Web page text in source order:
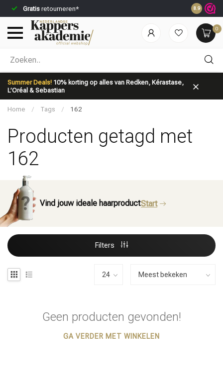
Gratis retourneren* Voor
8.9
0
Summer Deals! 10% korting op alles van Redken, Kérastase,
L’Oréal & Sebastian
Welke categorie ben jij naar op zoek?
Merken
Home / Tags / 162
Producten getagd met
162
Vind jouw ideale haarproductStart
Filters
Geen producten gevonden!
GA VERDER MET WINKELEN